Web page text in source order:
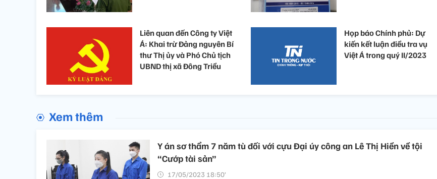
Liên quan đến Công ty Việt
Á: Khai trừ Đảng nguyên Bí
thư Thị ủy và Phó Chủ tịch
UBND thị xã Đông Triều
Họp báo Chính phủ: Dự
kiến kết luận điều tra vụ
Việt Á trong quý II/2023
Xem thêm
Y án sơ thẩm 7 năm tù đối với cựu Đại úy công an Lê Thị Hiền về tội
“Cướp tài sản”
17/05/2023 18:50’